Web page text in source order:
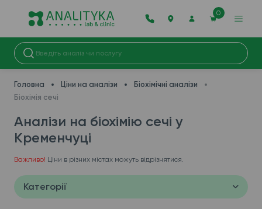
0
Головна Ціни на аналізи
Біохімічні аналізи
Біохімія сечі
Аналізи на біохімію сечі у
Кременчуці
Важливо! Ціни в різних містах можуть відрізнятися.
Категорії